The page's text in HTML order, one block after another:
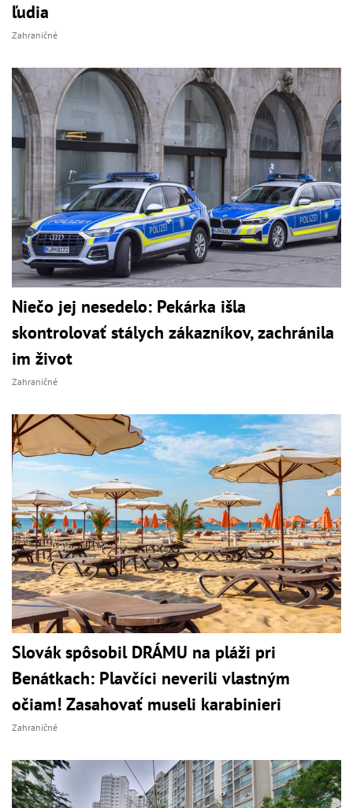
ľudia
Zahraničné
Niečo jej nesedelo: Pekárka išla
skontrolovať stálych zákazníkov, zachránila
im život
Zahraničné
Slovák spôsobil DRÁMU na pláži pri
Benátkach: Plavčíci neverili vlastným
očiam! Zasahovať museli karabinieri
Zahraničné